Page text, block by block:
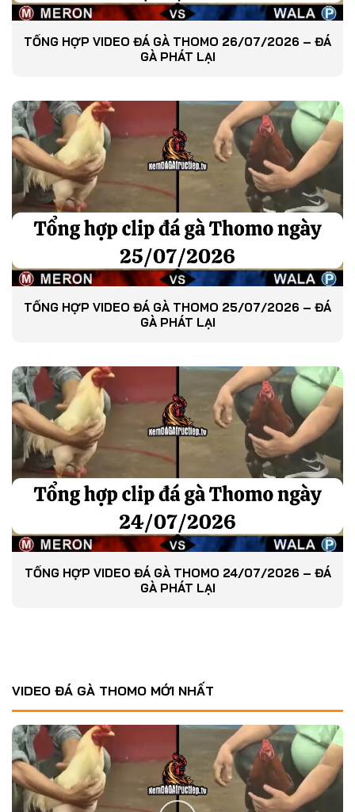
TỔNG HỢP VIDEO ĐÁ GÀ THOMO 26/07/2026 – ĐÁ
GÀ PHÁT LẠI
TỔNG HỢP VIDEO ĐÁ GÀ THOMO 25/07/2026 – ĐÁ
GÀ PHÁT LẠI
TỔNG HỢP VIDEO ĐÁ GÀ THOMO 24/07/2026 – ĐÁ
GÀ PHÁT LẠI
VIDEO ĐÁ GÀ THOMO MỚI NHẤT